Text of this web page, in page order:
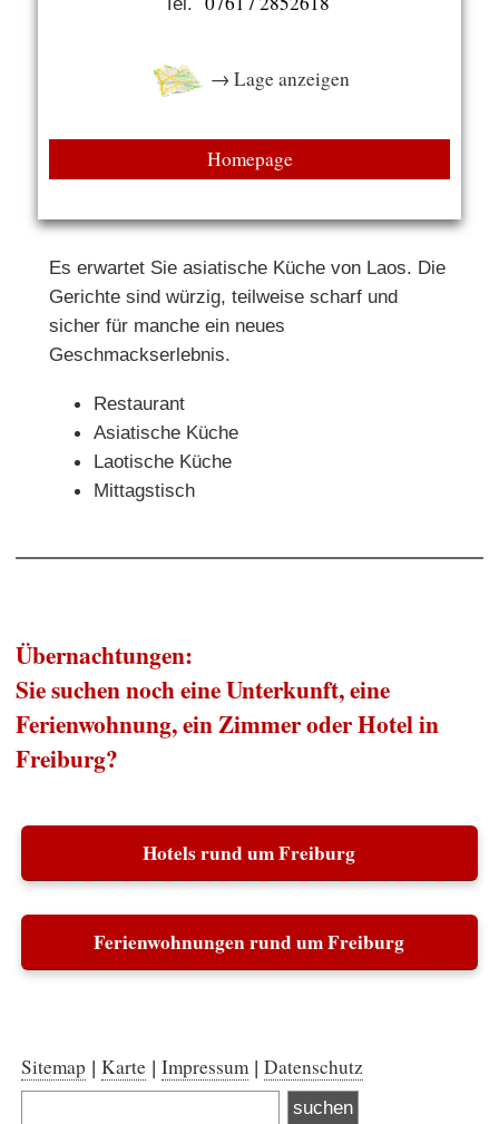
→ Lage anzeigen
Homepage
Es erwartet Sie asiatische Küche von Laos. Die
Gerichte sind würzig, teilweise scharf und
sicher für manche ein neues
Geschmackserlebnis.
Restaurant
Asiatische Küche
Laotische Küche
Mittagstisch
Übernachtungen:
Sie suchen noch eine Unterkunft, eine
Ferienwohnung, ein Zimmer oder Hotel in
Freiburg?
Hotels rund um Freiburg
Ferienwohnungen rund um Freiburg
Sitemap |Karte |Impressum |Datenschutz